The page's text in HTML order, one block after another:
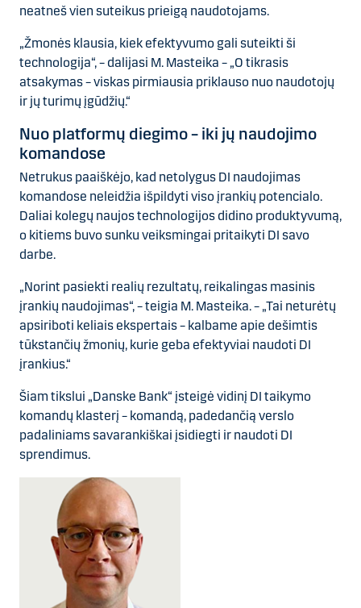
neatneš vien suteikus prieigą naudotojams.
„Žmonės klausia, kiek efektyvumo gali suteikti ši
technologija“, – dalijasi M. Masteika – „O tikrasis
atsakymas – viskas pirmiausia priklauso nuo naudotojų
ir jų turimų įgūdžių.“
Nuo platformų diegimo – iki jų naudojimo
komandose
Netrukus paaiškėjo, kad netolygus DI naudojimas
komandose neleidžia išpildyti viso įrankių potencialo.
Daliai kolegų naujos technologijos didino produktyvumą,
o kitiems buvo sunku veiksmingai pritaikyti DI savo
darbe.
„Norint pasiekti realių rezultatų, reikalingas masinis
įrankių naudojimas“, – teigia M. Masteika. – „Tai neturėtų
apsiriboti keliais ekspertais – kalbame apie dešimtis
tūkstančių žmonių, kurie geba efektyviai naudoti DI
įrankius.“
Šiam tikslui „Danske Bank“ įsteigė vidinį DI taikymo
komandų klasterį – komandą, padedančią verslo
padaliniams savarankiškai įsidiegti ir naudoti DI
sprendimus.